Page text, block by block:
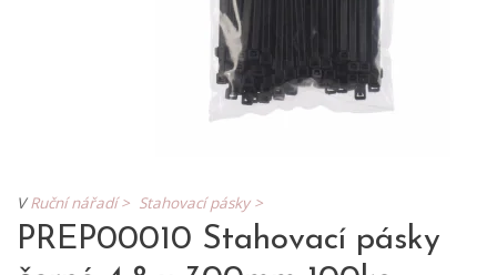
VRuční nářadí > Stahovací pásky >
PREP00010 Stahovací pásky